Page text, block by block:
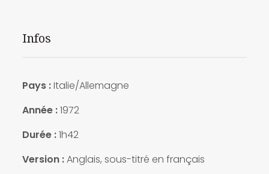
Infos
Pays :Italie/Allemagne
Année :1972
Durée :1h42
Version :Anglais, sous-titré en français